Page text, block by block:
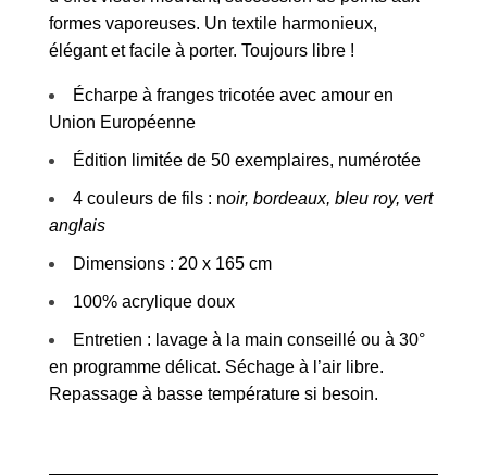
formes vaporeuses. Un textile harmonieux,
élégant et facile à porter. Toujours libre !
Écharpe à franges tricotée avec amour en
Union Européenne
Édition limitée de 50 exemplaires, numérotée
4 couleurs de fils : noir, bordeaux, bleu roy, vert
anglais
Dimensions : 20 x 165 cm
100% acrylique doux
Entretien : lavage à la main conseillé ou à 30°
en programme délicat. Séchage à l’air libre.
Repassage à basse température si besoin.